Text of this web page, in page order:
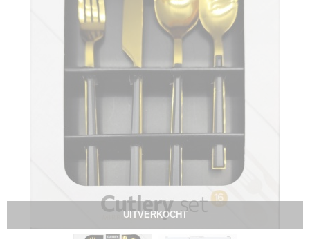
UITVERKOCHT